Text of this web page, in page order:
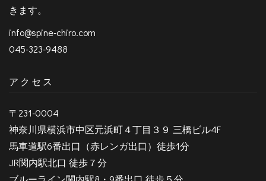
きます。
info@spine-chiro.com
045-323-9488
アクセス
〒231-0004
神奈川県横浜市中区元浜町４丁目３９ 三橋ビル4F
馬車道駅6番出口（赤レンガ出口）徒歩1分
JR関内駅北口 徒歩７分